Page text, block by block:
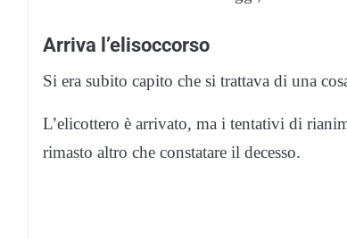
Arriva l’elisoccorso
Si era subito capito che si trattava di una
L’elicottero è arrivato, ma i tentativi di
rimasto altro che constatare il decesso.